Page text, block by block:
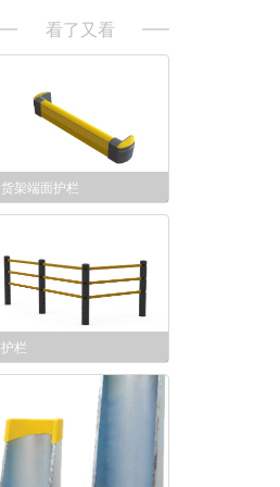
看了又看
货架端面护栏
护栏